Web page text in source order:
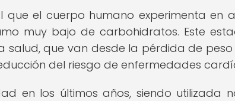
el cuerpo humano experimenta en
muy bajo de carbohidratos. Este
salud, que van desde la pérdida de
del riesgo de enfermedades
en los últimos años, siendo utilizada